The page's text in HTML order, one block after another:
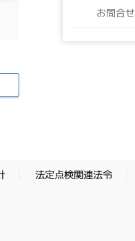
お問合せ
法定点検関連法令